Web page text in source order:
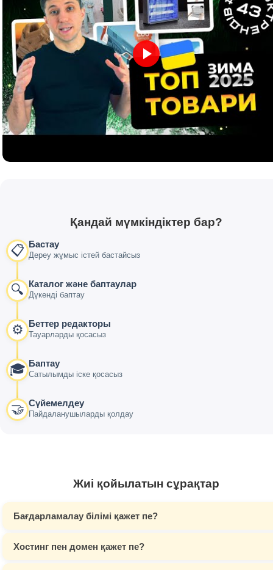
Қандай мүмкіндіктер бар?
📋 Бастау
Дереу жұмыс істей бастайсыз
🔍 Каталог және баптаулар
Дүкенді баптау
⚙️ Беттер редакторы
Тауарларды қосасыз
🎓 Баптау
Сатылымды іске қосасыз
🤝 Сүйемелдеу
Пайдаланушыларды қолдау
Жиі қойылатын сұрақтар
Бағдарламалау білімі қажет пе?
Хостинг пен домен қажет пе?